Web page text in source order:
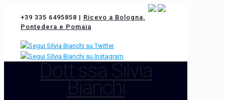
+39 335 6495858 | Ricevo a Bologna,
Pontedera e Pomaia
Dott.ssa Silvia
Bianchi